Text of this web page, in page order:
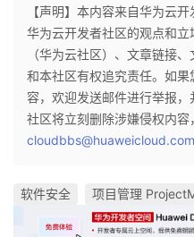
【声明】本内容来自华为云
华为云开发者社区的观点和
（华为云社区）、文章链接
和本社区有权追究责任。如
容，欢迎发送邮件进行举报
社区将立刻删除涉嫌侵权内容
cloudbbs@huaweicloud.com
软件安全 项目管理